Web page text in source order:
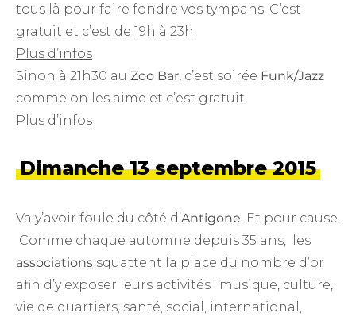
tous là pour faire fondre vos tympans. C’est
gratuit et c’est de 19h à 23h.
Plus d’infos
Sinon à 21h30 au Zoo Bar, c’est soirée Funk/Jazz
comme on les aime et c’est gratuit.
Plus d’infos
Dimanche 13 septembre 2015
Va y’avoir foule du côté d’Antigone. Et pour cause.
Comme chaque automne depuis 35 ans, les
associations squattent la place du nombre d’or
afin d’y exposer leurs activités : musique, culture,
vie de quartiers, santé, social, international,